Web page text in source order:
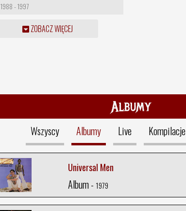
1988 - 1997
ZOBACZ WIĘCEJ
Albumy
Wszyscy Albumy Live Kompilacje
Universal Men
Album - 1979